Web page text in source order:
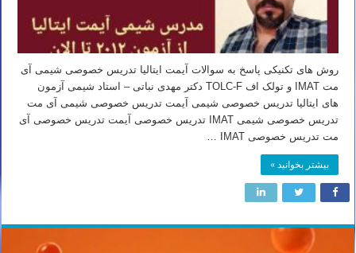
روش های تکنیکی پاسخ به سوالات آیمت ایتالیا تدریس خصوصی شیمی آی
مت IMAT و تولک اف TOLC-F دکتر مهدی نباتی – استاد شیمی آزمون
های ایتالیا تدریس خصوصی شیمی آیمت تدریس خصوصی شیمی آی مت
تدریس خصوصی شیمی IMAT تدریس خصوصی آیمت تدریس خصوصی آی
مت تدریس خصوصی IMAT …
بیشتر بخوانید »